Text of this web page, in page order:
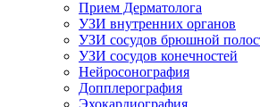
Прием Дерматолога
УЗИ внутренних органов
УЗИ сосудов брюшной
УЗИ сосудов конечностей
Нейросонография
Допплерография
Эхокардиография